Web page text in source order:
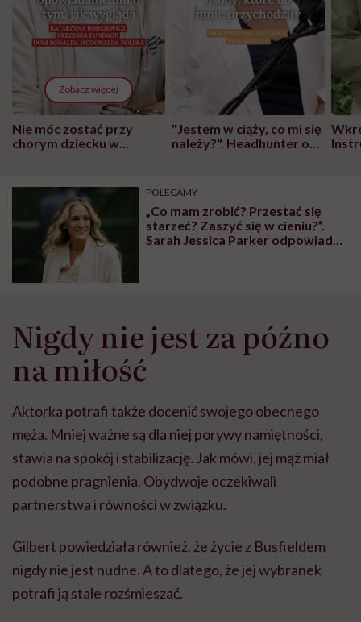
Zobacz więcej
Nie móc zostać przy
chorym dziecku w
może chyba tylko
głupota i brak
wyobraźni"
"Jestem w ciąży, co mi się
należy?". Headhunter o
pracy
POLECAMY
„Co mam zrobić? Przestać się
starzeć? Zaszyć się w cieniu?”.
Sarah Jessica Parker odpowiada
Nigdy nie jest za późno
na miłość
Aktorka potrafi także docenić swojego obecnego
męża. Mniej ważne są dla niej porywy namiętności,
stawia na spokój i stabilizację. Jak mówi, jej mąż miał
podobne pragnienia. Obydwoje oczekiwali
partnerstwa i równości w związku.
Gilbert powiedziała również, że życie z Busfieldem
nigdy nie jest nudne. A to dlatego, że jej wybranek
potrafi ją stale rozśmieszać.